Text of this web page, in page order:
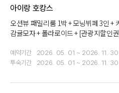
아이랑 호캉스
오션뷰 패밀리룸 1박 + 모닝뷔페 3인 +
감귤모자 + 폴라로이드 + [관광지할인
예약기간
2026. 05. 01 ~ 2026. 11. 30
투숙기간
2026. 05. 01 ~ 2026. 11. 30